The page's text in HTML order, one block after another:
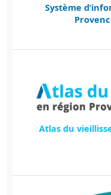
Système
Atlas du